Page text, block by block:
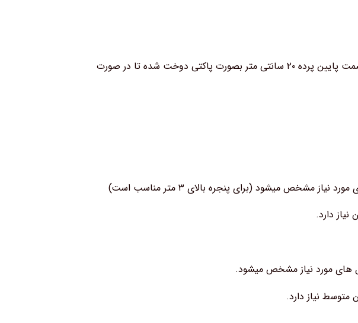
ارتفاع پرده پانچی کتان هازان ۲۸۰ سانتی متر بوده و همچنین قسمت پایین پرده ۲۰ سانتی متر بصورت پاکتی دوخت شده تا در صورت